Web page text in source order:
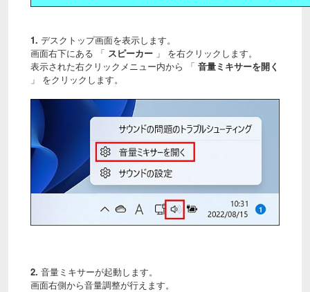
1. デスクトップ画面を表示します。
画面右下にある 「 スピーカー 」 を右クリックします。
表示された右クリックメニュー内から 「 音量ミキサーを開く
」 をクリックします。
2. 音量ミキサーが起動します。
画面右側から音量調整が行えます。